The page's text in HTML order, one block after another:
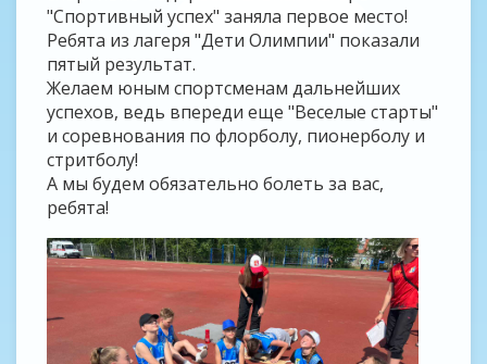
"Спортивный успех" заняла первое место!
Ребята из лагеря "Дети Олимпии" показали
пятый результат.
Желаем юным спортсменам дальнейших
успехов, ведь впереди еще "Веселые старты"
и соревнования по флорболу, пионерболу и
стритболу!
А мы будем обязательно болеть за вас,
ребята!